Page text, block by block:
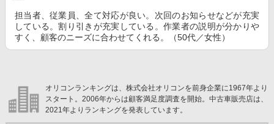
担当者、従業員、全て対応が良い。次回のお知らせなどが充実
している。割り引きが充実している。作業者の説明が分かりや
すく、顧客のニーズに合わせてくれる。（50代／女性）
オリコンランキングは、株式会社オリコンを前身企業に1967年より
スタート。2006年からは顧客満足度調査を開始。中古車販売店は、
2021年よりランキングを発表しています。